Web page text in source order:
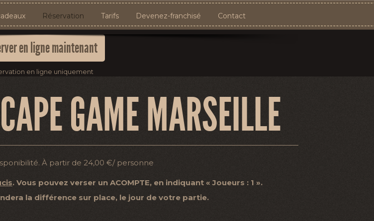
Réservation Tarifs Devenez-franchisé Contact
en ligne maintenant
en ligne uniquement
GAME MARSEILLE
À partir de 24,00 €/ personne
. Vous pouvez verser un ACOMPTE, en indiquant « Joueurs : 1 ».
la différence sur place, le jour de votre partie.